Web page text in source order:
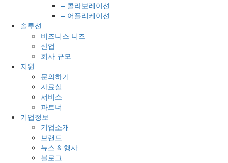
– 콜라보레이션
– 어플리케이션
솔루션
비즈니스 니즈
산업
회사 규모
지원
문의하기
자료실
서비스
파트너
기업정보
기업소개
브랜드
뉴스 & 행사
블로그